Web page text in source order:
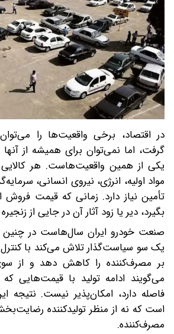
در اقتصاد، برخی واقعیت‌ها را
گرفت، اما نمی‌توان برای همیشه از آنها
یکی از همین واقعیت‌هاست. هر
مواد اولیه، انرژی، نیروی انسانی،
تأمین نیاز دارد. زمانی که قیمت فروش
بگیرد، دیر یا زود آثار آن در جایی از
صنعت خودرو ایران سال‌هاست در چنین
یک سو سیاست‌گذار تلاش می‌کند با کنترل
بر مصرف‌کننده را کاهش دهد و از
می‌گویند ادامه تولید با قیمت‌هایی
فاصله دارد، امکان‌پذیر نیست.
است که نه از منظر تولیدکننده
مصرف‌کننده.